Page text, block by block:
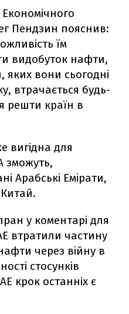
Пендзин пояснив:
їм
видобуток нафти,
вони сьогодні
втрачається будь-
решти країн в
вигідна для
зможуть,
Арабські Емірати,
у коментарі для
втратили частину
через війну в
стосунків
крок останніх є